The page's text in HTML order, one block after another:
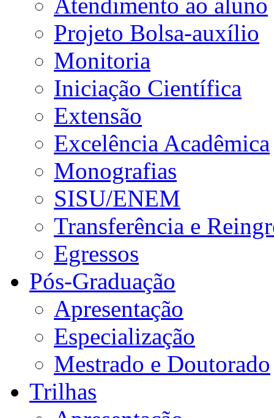
Projeto Bolsa-auxílio
Monitoria
Iniciação Científica
Extensão
Excelência Acadêmica
Monografias
SISU/ENEM
Transferência e
Egressos
Pós-Graduação
Apresentação
Especialização
Mestrado e Doutorado
Trilhas